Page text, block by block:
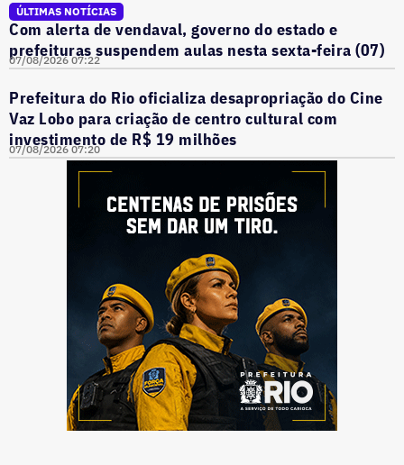
ÚLTIMAS NOTÍCIAS
Com alerta de vendaval, governo do estado e
prefeituras suspendem aulas nesta sexta-feira (07)
07/08/2026 07:22
Prefeitura do Rio oficializa desapropriação do Cine
Vaz Lobo para criação de centro cultural com
investimento de R$ 19 milhões
07/08/2026 07:20